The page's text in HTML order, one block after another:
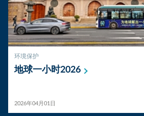
环境保护
地球一小时2026
2026年04月01日